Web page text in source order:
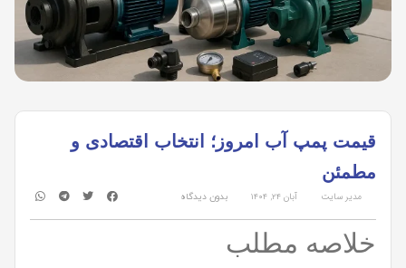
قیمت پمپ آب امروز؛ انتخاب اقتصادی و
مطمئن
مدیر سایت آبان ۲۴, ۱۴۰۴ بدون دیدگاه
خلاصه مطلب